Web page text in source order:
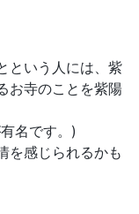
という人には、紫
お寺のことを紫陽
名です。)
を感じられるかも